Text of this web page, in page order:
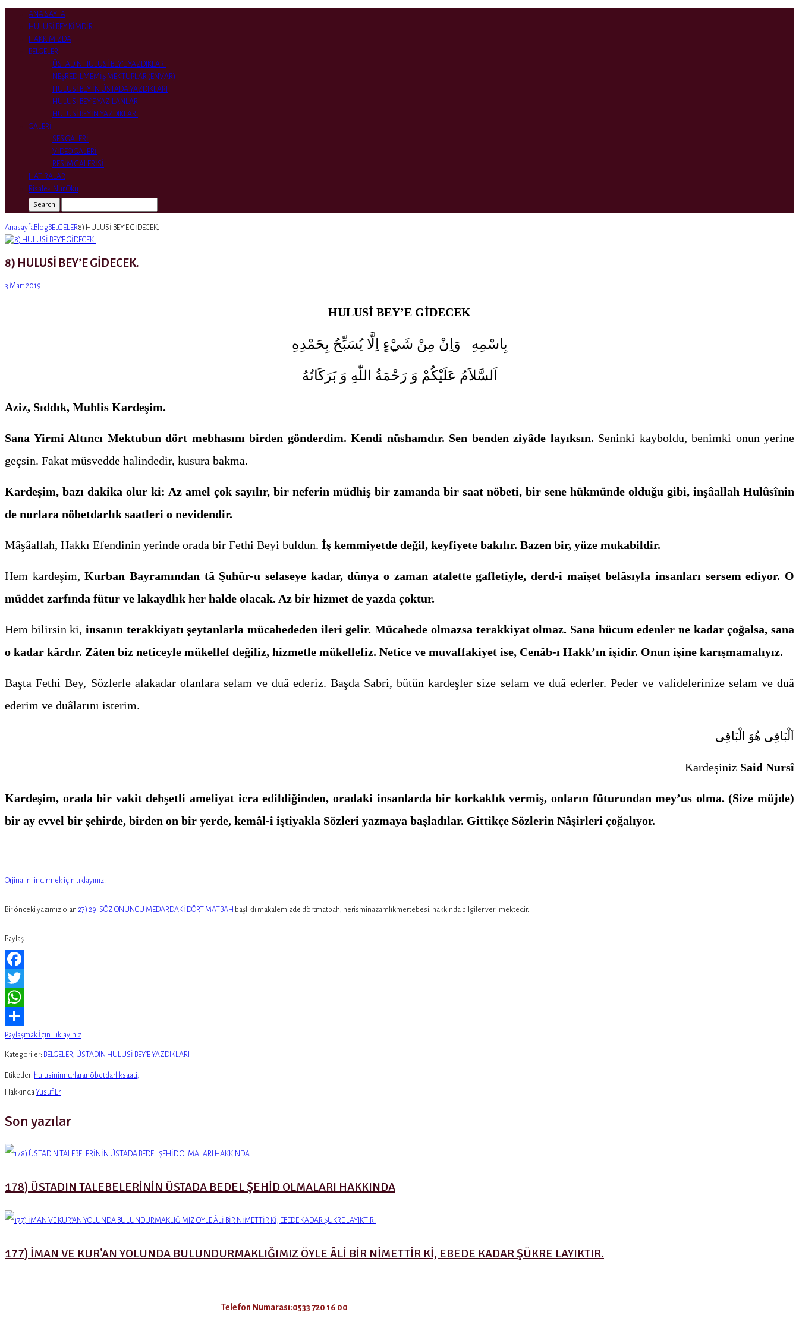
ANA SAYFA
HULUSİ BEY KİMDİR
HAKKIMIZDA
BELGELER
ÜSTADIN HULUSİ BEY’E YAZDIKLARI
NEŞREDİLMEMİŞ MEKTUPLAR (ENVAR)
HULUSİ BEY’İN ÜSTADA YAZDIKLARI
HULUSİ BEY’E YAZILANLAR
HULUSİ BEYİN YAZDIKLARI
GALERİ
SES GALERİ
VİDEO GALERİ
RESİM GALERİSİ
HATIRALAR
Risale-i Nur Oku
Search
AnasayfaBlogBELGELER8) HULUSİ BEY’E GİDECEK.
8) HULUSİ BEY’E GİDECEK.
3 Mart 2019
HULUSİ BEY’E GİDECEK
بِاسْمِهِ وَاِنْ مِنْ شَيْءٍ اِلَّا يُسَبِّحُ بِحَمْدِهِ
اَلسَّلاَمُ عَلَيْكُمْ وَ رَحْمَةُ اللّٰهِ وَ بَرَكَاتُهُ
Aziz, Sıddık, Muhlis Kardeşim.
Sana Yirmi Altıncı Mektubun dört mebhasını birden gönderdim. Kendi nüshamdır. Sen benden ziyâde layık­sın. Seninki kayboldu, benimki onun yerine
geçsin. Fakat müsvedde halindedir, kusura bakma.
Kardeşim, bazı dakika olur ki: Az amel çok sayılır, bir neferin müdhiş bir zamanda bir saat nöbeti, bir sene hük­münde olduğu gibi, inşâallah Hulûsînin
de nurlara nöbetdarlık saatleri o nevi­dendir.
Mâşâallah, Hakkı Efendinin yerinde orada bir Fethi Beyi buldun. İş kemmi­yetde değil, keyfiyete bakılır. Bazen bir, yüze mukabildir.
Hem kardeşim, Kurban Bayramından tâ Şuhûr-u selaseye kadar, dünya o zaman atalette gafletiyle, derd-i maîşet belâsıyla insanları sersem ediyor. O
müddet zarfında fütur ve lakaydlık her halde ola­cak. Az bir hizmet de yazda çoktur.
Hem bilirsin ki,insanın terakkiyatı şeytanlarla mücahededen ileri gelir. Mücahede olmazsa terakkiyat olmaz. Sana hücum edenler ne kadar çoğalsa, sana
o kadar kârdır. Zâten biz neti­ceyle mükellef değiliz, hizmetle mükel­lefiz. Netice ve muvaffakiyet ise, Cenâb-ı Hakk’ın işidir. Onun işine ka­rışmamalıyız.
Başta Fethi Bey, Sözlerle alakadar olanlara selam ve duâ ederiz. Başda Sabri, bütün kardeşler size selam ve duâ ederler. Peder ve validelerinize selam ve duâ
ederim ve duâlarını isterim.
اَلْبَاقِى هُوَ الْبَاقِى
Kardeşiniz Said Nursî
Kardeşim, orada bir vakit dehşetli ameliyat icra edildiğinden, oradaki in­sanlarda bir korkaklık vermiş, onların füturundan mey’us olma. (Size müjde)
bir ay evvel bir şehirde, birden on bir yerde, kemâl-i iştiyakla Sözleri yaz­maya başladılar. Gittikçe Sözlerin Nâşirleri çoğalıyor.
Orjinalini indirmek için tıklayınız!
Bir önceki yazımız olan 27) 29. SÖZ ONUNCU MEDARDAKİ DÖRT MATBAH başlıklı makalemizde dörtmatbah; herisminazamlıkmertebesi; hakkında bilgiler verilmektedir.
Paylaş
Facebook
Twitter
WhatsApp
Paylaşmak İçin Tıklayınız
Kategoriler: BELGELER ÜSTADIN HULUSİ BEY'E YAZDIKLARI
Etiketler: hulusininnurlaranöbetdarlıksaati;
Hakkında Yusuf Er
Son yazılar
178) ÜSTADIN TALEBELERİNİN ÜSTADA BEDEL ŞEHİD OLMALARI HAKKINDA
177) İMAN VE KUR’AN YOLUNDA BULUNDURMAKLIĞIMIZ ÖYLE ÂLİ BİR NİMETTİR Kİ, EBEDE KADAR ŞÜKRE LAYIKTIR.
Telefon Numarası:0533 720 16 00